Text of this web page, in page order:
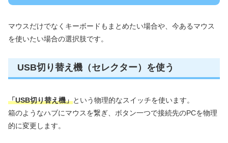
マウスだけでなくキーボードもまとめたい場合や、今あるマウス
を使いたい場合の選択肢です。
USB切り替え機（セレクター）を使う
「USB切り替え機」という物理的なスイッチを使います。
箱のようなハブにマウスを繋ぎ、ボタン一つで接続先のPCを物理
的に変更します。